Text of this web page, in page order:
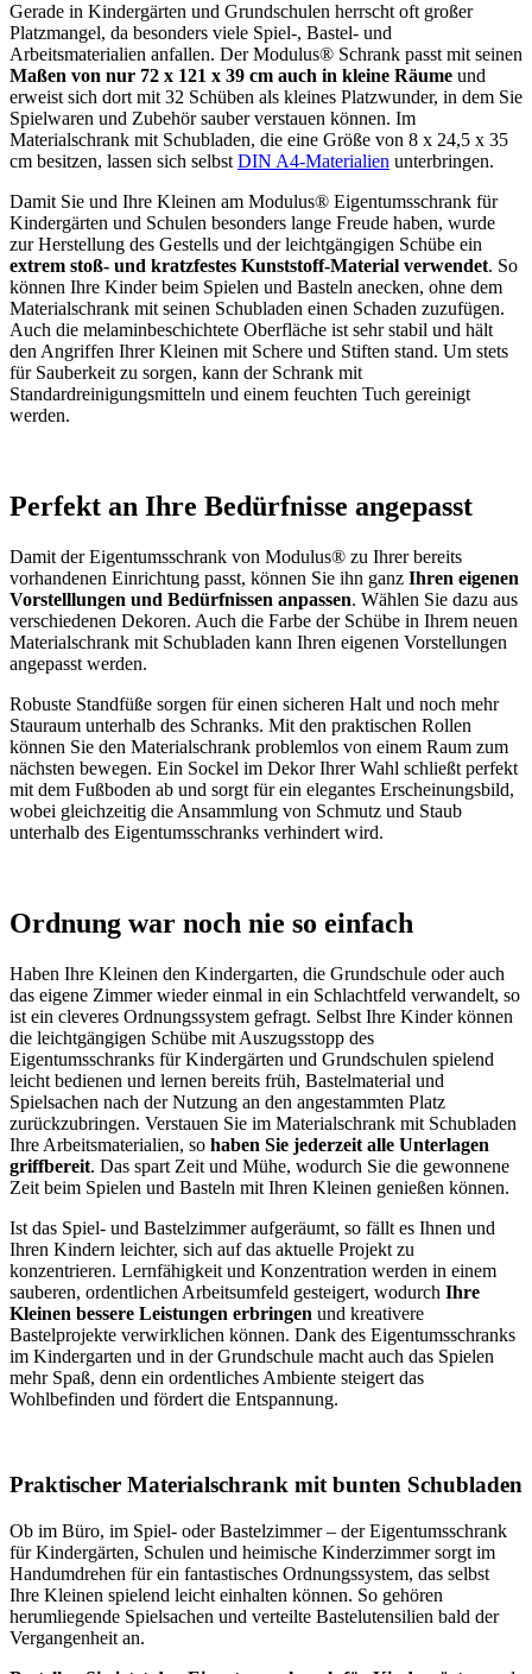
Gerade in Kindergärten und Grundschulen herrscht oft großer
Platzmangel, da besonders viele Spiel-, Bastel- und
Arbeitsmaterialien anfallen. Der Modulus® Schrank passt mit seinen
Maßen von nur 72 x 121 x 39 cm auch in kleine Räume und
erweist sich dort mit 32 Schüben als kleines Platzwunder, in dem Sie
Spielwaren und Zubehör sauber verstauen können. Im
Materialschrank mit Schubladen, die eine Größe von 8 x 24,5 x 35
cm besitzen, lassen sich selbst DIN A4-Materialien unterbringen.
Damit Sie und Ihre Kleinen am Modulus® Eigentumsschrank für
Kindergärten und Schulen besonders lange Freude haben, wurde
zur Herstellung des Gestells und der leichtgängigen Schübe ein
extrem stoß- und kratzfestes Kunststoff-Material verwendet. So
können Ihre Kinder beim Spielen und Basteln anecken, ohne dem
Materialschrank mit seinen Schubladen einen Schaden zuzufügen.
Auch die melaminbeschichtete Oberfläche ist sehr stabil und hält
den Angriffen Ihrer Kleinen mit Schere und Stiften stand. Um stets
für Sauberkeit zu sorgen, kann der Schrank mit
Standardreinigungsmitteln und einem feuchten Tuch gereinigt
werden.
Perfekt an Ihre Bedürfnisse angepasst
Damit der Eigentumsschrank von Modulus® zu Ihrer bereits
vorhandenen Einrichtung passt, können Sie ihn ganz Ihren eigenen
Vorstelllungen und Bedürfnissen anpassen. Wählen Sie dazu aus
verschiedenen Dekoren. Auch die Farbe der Schübe in Ihrem neuen
Materialschrank mit Schubladen kann Ihren eigenen Vorstellungen
angepasst werden.
Robuste Standfüße sorgen für einen sicheren Halt und noch mehr
Stauraum unterhalb des Schranks. Mit den praktischen Rollen
können Sie den Materialschrank problemlos von einem Raum zum
nächsten bewegen. Ein Sockel im Dekor Ihrer Wahl schließt perfekt
mit dem Fußboden ab und sorgt für ein elegantes Erscheinungsbild,
wobei gleichzeitig die Ansammlung von Schmutz und Staub
unterhalb des Eigentumsschranks verhindert wird.
Ordnung war noch nie so einfach
Haben Ihre Kleinen den Kindergarten, die Grundschule oder auch
das eigene Zimmer wieder einmal in ein Schlachtfeld verwandelt, so
ist ein cleveres Ordnungssystem gefragt. Selbst Ihre Kinder können
die leichtgängigen Schübe mit Auszugsstopp des
Eigentumsschranks für Kindergärten und Grundschulen spielend
leicht bedienen und lernen bereits früh, Bastelmaterial und
Spielsachen nach der Nutzung an den angestammten Platz
zurückzubringen. Verstauen Sie im Materialschrank mit Schubladen
Ihre Arbeitsmaterialien, so haben Sie jederzeit alle Unterlagen
griffbereit. Das spart Zeit und Mühe, wodurch Sie die gewonnene
Zeit beim Spielen und Basteln mit Ihren Kleinen genießen können.
Ist das Spiel- und Bastelzimmer aufgeräumt, so fällt es Ihnen und
Ihren Kindern leichter, sich auf das aktuelle Projekt zu
konzentrieren. Lernfähigkeit und Konzentration werden in einem
sauberen, ordentlichen Arbeitsumfeld gesteigert, wodurch Ihre
Kleinen bessere Leistungen erbringen und kreativere
Bastelprojekte verwirklichen können. Dank des Eigentumsschranks
im Kindergarten und in der Grundschule macht auch das Spielen
mehr Spaß, denn ein ordentliches Ambiente steigert das
Wohlbefinden und fördert die Entspannung.
Praktischer Materialschrank mit bunten Schubladen
Ob im Büro, im Spiel- oder Bastelzimmer – der Eigentumsschrank
für Kindergärten, Schulen und heimische Kinderzimmer sorgt im
Handumdrehen für ein fantastisches Ordnungssystem, das selbst
Ihre Kleinen spielend leicht einhalten können. So gehören
herumliegende Spielsachen und verteilte Bastelutensilien bald der
Vergangenheit an.